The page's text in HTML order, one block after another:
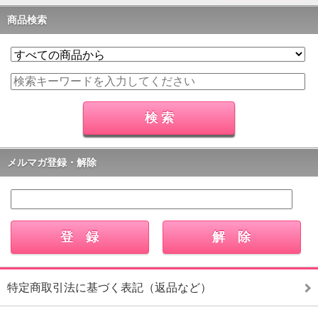
商品検索
メルマガ登録・解除
特定商取引法に基づく表記（返品など）